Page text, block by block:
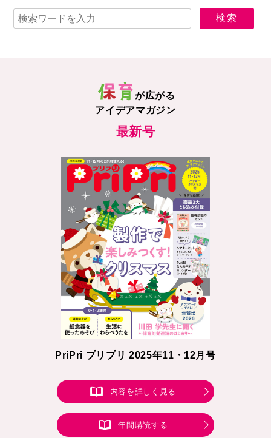
が広がる
アイデアマガジン
最新号
PriPri プリプリ 2025年11・12月号
内容を詳しく見る
年間購読する